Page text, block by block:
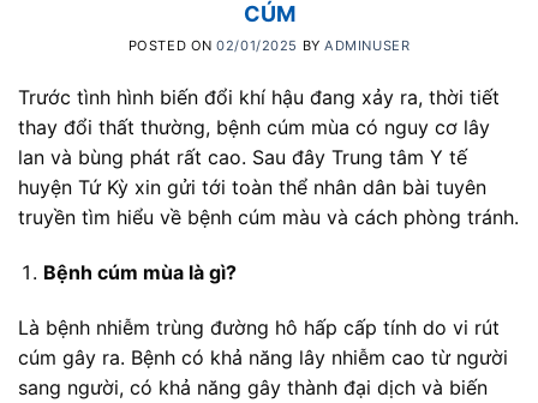
CÚM
POSTED ON02/01/2025 BYADMINUSER
Trước tình hình biến đổi khí hậu đang xảy ra, thời tiết
thay đổi thất thường, bệnh cúm mùa có nguy cơ lây
lan và bùng phát rất cao. Sau đây Trung tâm Y tế
huyện Tứ Kỳ xin gửi tới toàn thể nhân dân bài tuyên
truyền tìm hiểu về bệnh cúm màu và cách phòng tránh.
Bệnh cúm mùa là gì?
Là bệnh nhiễm trùng đường hô hấp cấp tính do vi rút
cúm gây ra. Bệnh có khả năng lây nhiễm cao từ người
sang người, có khả năng gây thành đại dịch và biến